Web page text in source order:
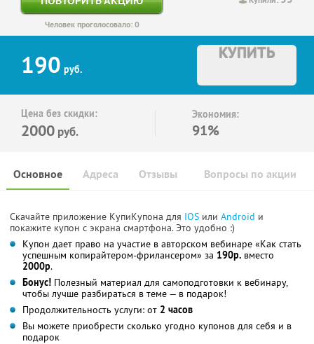
Человек проголосовало: 0
190 руб.
КУПИТЬ
Цена без скидки:
2000 руб.
Экономия:
91%
Основное Отзывы Вопросы по акции
Адреса
Скачайте приложение КупиКупона для IOS или Android и
покажите купон с экрана смартфона. Это удобно :)
Купон дает право на участие в авторском вебинаре «Как стать
успешным копирайтером-фрилансером» за 190р. вместо
2000р.
Бонус! Полезный материал для самоподготовки к вебинару,
чтобы лучше разбираться в теме — в подарок!
Продолжительность услуги: от 2 часов
Вы можете приобрести сколько угодно купонов для себя и в
подарок